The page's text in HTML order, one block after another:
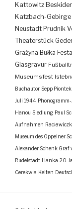
Kattowitz
Katzbach-Gebirge
Neustadt Prudnik
Theaterstück
Grażyna Bułka
Glasgravur
Museumsfest
Buchautor Sepp Piontek
Juli 1944
Hanou Siedlung Paul
Aufnahmen
Museum des Oppelner
Alexander Schenk Graf
Rudelstadt Hanka 20.
Cerekwia Kelten